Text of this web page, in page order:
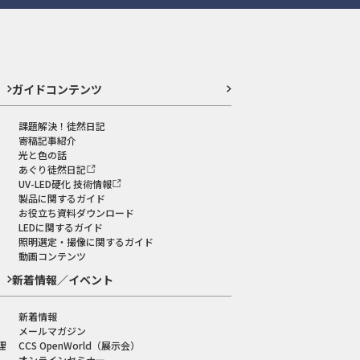
ガイドコンテンツ
課題解決！徒然日記
寄稿記事紹介
光と色の話
あぐり徒然日記
UV-LED硬化 技術情報
製品に関するガイド
お役立ち資料ダウンロード
LEDに関するガイド
照明選定・撮像に関するガイド
動画コンテンツ
新着情報／イベント
新着情報
メールマガジン
CCS OpenWorld（展示会）